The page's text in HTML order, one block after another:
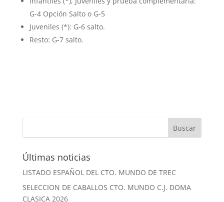
G-4 Opción Salto o G-5
Juveniles (*): G-6 salto.
Resto: G-7 salto.
Últimas noticias
LISTADO ESPAÑOL DEL CTO. MUNDO DE TREC
SELECCION DE CABALLOS CTO. MUNDO C.J. DOMA
CLASICA 2026